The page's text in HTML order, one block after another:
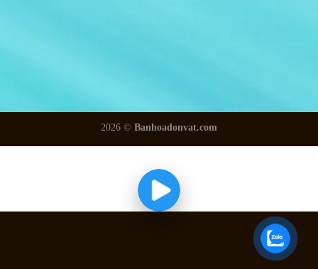
2026 © Banhoadonvat.com